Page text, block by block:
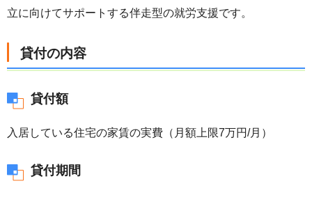
立に向けてサポートする伴走型の就労支援です。
貸付の内容
貸付額
入居している住宅の家賃の実費（月額上限7万円/月）
貸付期間